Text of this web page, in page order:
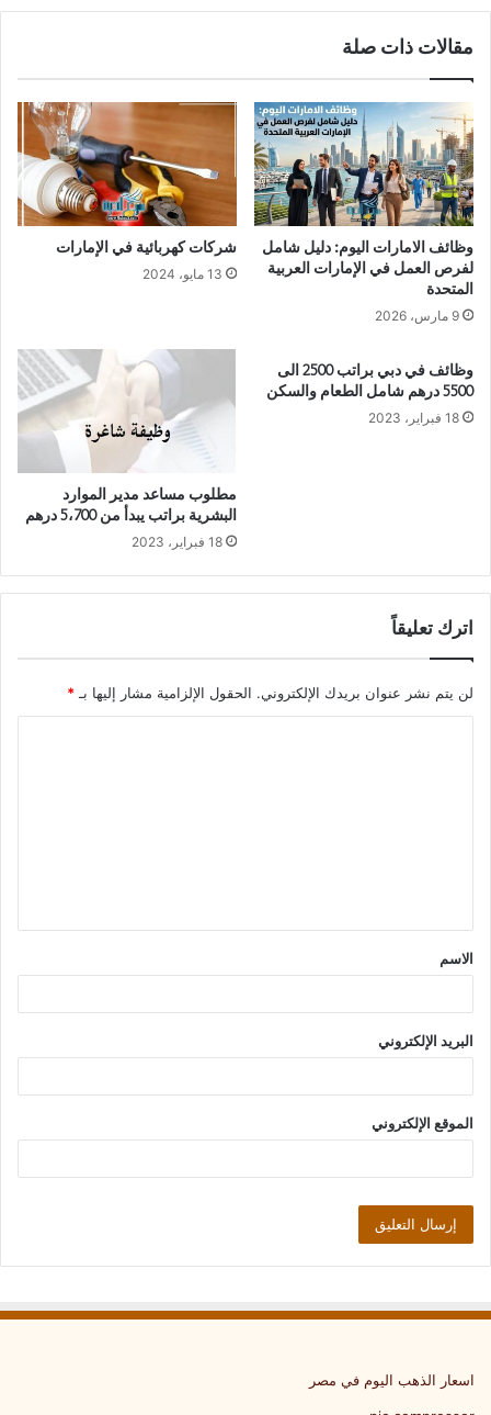
مقالات ذات صلة
وظائف الامارات اليوم: دليل شامل
لفرص العمل في الإمارات العربية
المتحدة
9 مارس، 2026
شركات كهربائية في الإمارات
13 مايو، 2024
وظائف في دبي براتب 2500 الى
5500 درهم شامل الطعام والسكن
18 فبراير، 2023
مطلوب مساعد مدير الموارد
البشرية براتب يبدأ من 5،700 درهم
18 فبراير، 2023
اترك تعليقاً
لن يتم نشر عنوان بريدك الإلكتروني. الحقول الإلزامية مشار إليها بـ *
ق
*
الاسم
البريد الإلكتروني
الموقع الإلكتروني
اسعار الذهب اليوم في مصر